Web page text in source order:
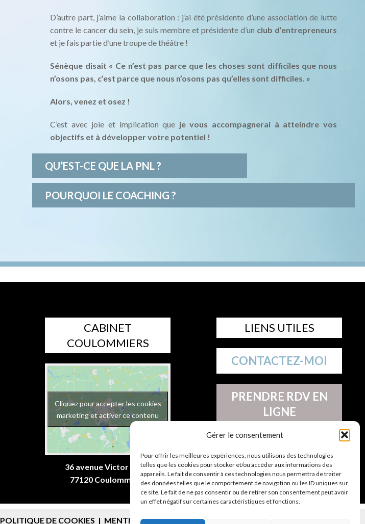
Gérer le consentement
Pour offrir les meilleures expériences, nous utilisons des technologies
telles que les cookies pour stocker et/ou accéder aux informations des
appareils. Le fait de consentir à ces technologies nous permettra de traiter
des données telles que le comportement de navigation ou les ID uniques sur
ce site. Le fait de ne pas consentir ou de retirer son consentement peut avoir
un effet négatif sur certaines caractéristiques et fonctions.
D’autre part, j’aime la collaboration : j’ai été présidente d’une association de lutte
contre le cancer du sein, je suis membre et présidente d’un club d’entrepreneurs
et je fais partie d’une troupe de théâtre !
Sénèque disait « Ce n’est pas parce que les choses sont difficiles que nous
n’osons pas, c’est parce que nous n’osons pas qu’elles sont difficiles. »
Alors, venez et osez !
C’est avec joie et implication que je vous accompagnerai à atteindre vos
objectifs et à développer votre potentiel !
QU’EST-CE QUE LA PNL ?
POURQUOI LE COACHING ?
CABINET
COULOMMIERS
Cliquez pour accepter les cookies
marketing et activer ce contenu
36 avenue Victor Hugo
77120 Coulommiers
LIENS UTILES
CONTACTEZ-MOI
PRENDRE RDV EN
LIGNE
POLITIQUE DE COOKIES | MENTIONS LÉGALES